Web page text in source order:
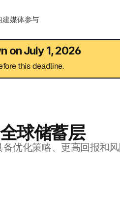
建媒体参与
on July 1, 2026
this deadline.
球储蓄层
优化策略、更高回报和